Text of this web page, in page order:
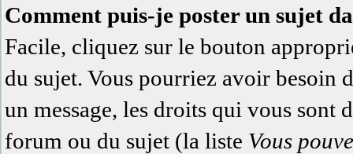
Comment puis-je poster un sujet
Facile, cliquez sur le bouton
du sujet. Vous pourriez avoir besoin
un message, les droits qui vous sont
forum ou du sujet (la liste Vous